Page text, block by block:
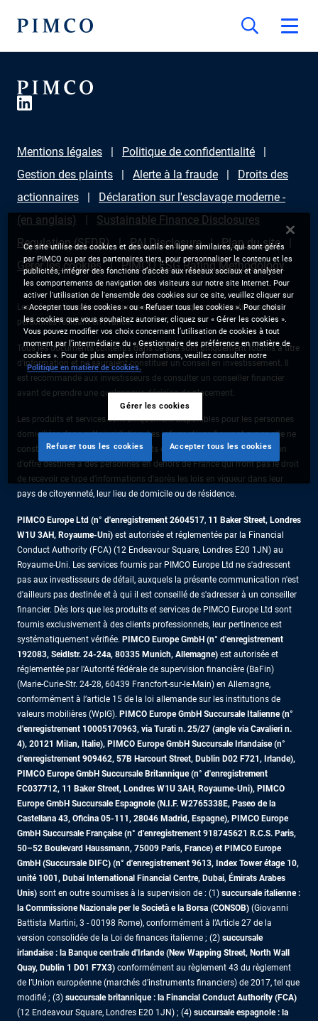
Mentions légales
Politique de confidentialité
Gestion des plaints
Alerte à la fraude
Droits des
actionnaires
Déclaration sur l'esclavage moderne -
(en anglais)
Sustainable Finance Disclosures
Regulation (SFDR)
PAI Disclosure
Plan du site
Gérer les cookies
PIMCO ESG Rating Methodology
Les informations fournies sur ce site sont uniquement destinées aux
personnes résidant en France.
Tous les documents contenus dans ce site sont uniquement fournis à titre
d’information et ne sauraient constituer un conseil en investissement. Il
est recommandé aux investisseurs de consulter un conseiller financier
avant de prendre une quelconque décision de placement.
Les produits et services sont uniquement disponibles pour les personnes
domiciliées dans cette juridiction. Les informations figurant sur ce site ne
constituent pas une offre de produits ou de services ni une sollicitation
d'offre destinée à des personnes en dehors de France qui n'ont pas le droit
de recevoir ce type d'informations d'après les lois en vigueur dans leur
pays de citoyenneté, leur lieu de domicile ou de résidence.
PIMCO Europe Ltd (n° d'enregistrement 2604517, 11 Baker Street, Londres
W1U 3AH, Royaume-Uni) est autorisée et réglementée par la Financial
Conduct Authority (FCA) (12 Endeavour Square, Londres E20 1JN) au
Royaume-Uni. Les services fournis par PIMCO Europe Ltd ne s'adressent
pas aux investisseurs de détail, auxquels la présente communication n'est
d'ailleurs pas destinée et à qui il est conseillé de s'adresser à un conseiller
financier. Dès lors que les produits et services de PIMCO Europe Ltd sont
fournis exclusivement à des clients professionnels, leur pertinence est
systématiquement vérifiée. PIMCO Europe GmbH (n° d'enregistrement
192083, Seidlstr. 24-24a, 80335 Munich, Allemagne) est autorisée et
réglementée par l'Autorité fédérale de supervision financière (BaFin)
(Marie-Curie-Str. 24-28, 60439 Francfort-sur-le-Main) en Allemagne,
conformément à l’article 15 de la loi allemande sur les institutions de
valeurs mobilières (WpIG). PIMCO Europe GmbH Succursale Italienne (n°
d'enregistrement 10005170963, via Turati n. 25/27 (angle via Cavalieri n.
4), 20121 Milan, Italie), PIMCO Europe GmbH Succursale Irlandaise (n°
d'enregistrement 909462, 57B Harcourt Street, Dublin D02 F721, Irlande),
PIMCO Europe GmbH Succursale Britannique (n° d'enregistrement
FC037712, 11 Baker Street, Londres W1U 3AH, Royaume-Uni), PIMCO
Europe GmbH Succursale Espagnole (N.I.F. W2765338E, Paseo de la
Castellana 43, Oficina 05-111, 28046 Madrid, Espagne), PIMCO Europe
GmbH Succursale Française (n° d'enregistrement 918745621 R.C.S. Paris,
50–52 Boulevard Haussmann, 75009 Paris, France) et PIMCO Europe
GmbH (Succursale DIFC) (n° d'enregistrement 9613, Index Tower étage 10,
unité 1001, Dubai International Financial Centre, Dubai, Émirats Arabes
Unis) sont en outre soumises à la supervision de : (1) succursale italienne :
la Commissione Nazionale per le Società e la Borsa (CONSOB) (Giovanni
Battista Martini, 3 - 00198 Rome), conformément à l’Article 27 de la
version consolidée de la Loi de finances italienne ; (2) succursale
irlandaise : la Banque centrale d'Irlande (New Wapping Street, North Wall
Quay, Dublin 1 D01 F7X3) conformément au règlement 43 du règlement
de l’Union européenne (marchés d’instruments financiers) de 2017, tel que
modifié ; (3) succursale britannique : la Financial Conduct Authority (FCA)
(12 Endeavour Square, Londres E20 1JN) ; (4) succursale espagnole : la
Ce site utilise des cookies et des outils en ligne similaires, qui sont gérés
par PIMCO ou par des partenaires tiers, pour personnaliser le contenu et les
publicités, intégrer des fonctions d’accès aux réseaux sociaux et analyser
les comportements de navigation des visiteurs sur notre site Internet. Pour
activer l'utilisation de l'ensemble des cookies sur ce site, veuillez cliquer sur
« Accepter tous les cookies » ou « Refuser tous les cookies ». Pour choisir
les cookies que vous souhaitez autoriser, cliquez sur « Gérer les cookies ».
Vous pouvez modifier vos choix concernant l’utilisation de cookies à tout
moment par l’intermédiaire du « Gestionnaire des préférence en matière de
cookies ». Pour de plus amples informations, veuillez consulter notre
Politique en matière de cookies.
Gérer les cookies
Refuser tous les cookies Accepter tous les cookies